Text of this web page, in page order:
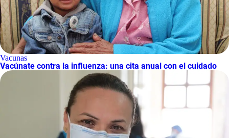
Vacunas
Vacúnate contra la influenza: una cita anual con el cuidado